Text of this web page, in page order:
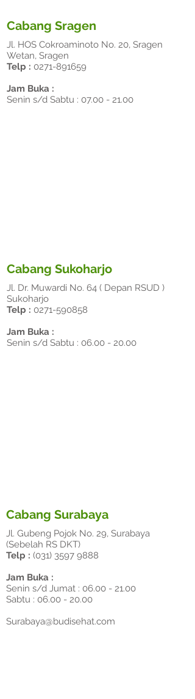
Cabang Sragen
Jl. HOS Cokroaminoto No. 20, Sragen
Wetan, Sragen
Telp : 0271-891659
Jam Buka :
Senin s/d Sabtu : 07.00 - 21.00
Cabang Sukoharjo
Jl. Dr. Muwardi No. 64 ( Depan RSUD )
Sukoharjo
Telp : 0271-590858
Jam Buka :
Senin s/d Sabtu : 06.00 - 20.00
Cabang Surabaya
Jl. Gubeng Pojok No. 29, Surabaya
(Sebelah RS DKT)
Telp : (031) 3597 9888
Jam Buka :
Senin s/d Jumat : 06.00 - 21.00
Sabtu : 06.00 - 20.00
Surabaya@budisehat.com